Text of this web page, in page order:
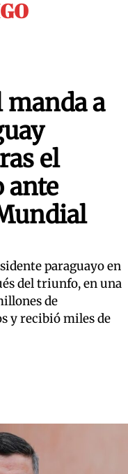
a
el
paraguayo en
del triunfo, en una
de
y recibió miles de